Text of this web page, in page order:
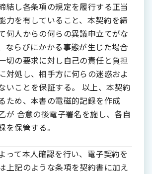
結し各条項の規定を履行する正当
力を有していること、本契約を締
何人からの何らの異議申立てがな
ならびにかかる事態が生じた場合
切の要求に対し自己の責任と負担
対処し、相手方に何らの迷惑およ
いことを保証する。 以上、本契約
ため、本書の電磁的記録を作成
が 合意の後電子署名を施し、各自
を保管する。
って本人確認を行い、電子契約を
上記のような条項を契約書に加え